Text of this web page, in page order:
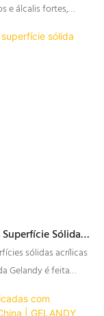
e álcalis fortes,
médicos,
Sólida
sólidas acrílicas
Gelandy é feita
MMA e resina de
Possui